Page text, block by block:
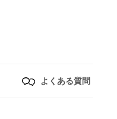
よくある質問